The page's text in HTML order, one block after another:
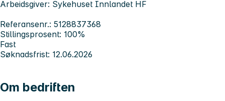
Arbeidsgiver: Sykehuset Innlandet HF
Referansenr.: 5128837368
Stillingsprosent: 100%
Fast
Søknadsfrist: 12.06.2026
Om bedriften